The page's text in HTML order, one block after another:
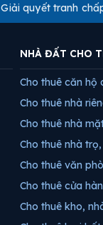
Giải quyết tranh
NHÀ ĐẤT CHO
Cho thuê căn hộ
Cho thuê nhà
Cho thuê nhà
Cho thuê nhà
Cho thuê văn
Cho thuê cửa
Cho thuê kho,